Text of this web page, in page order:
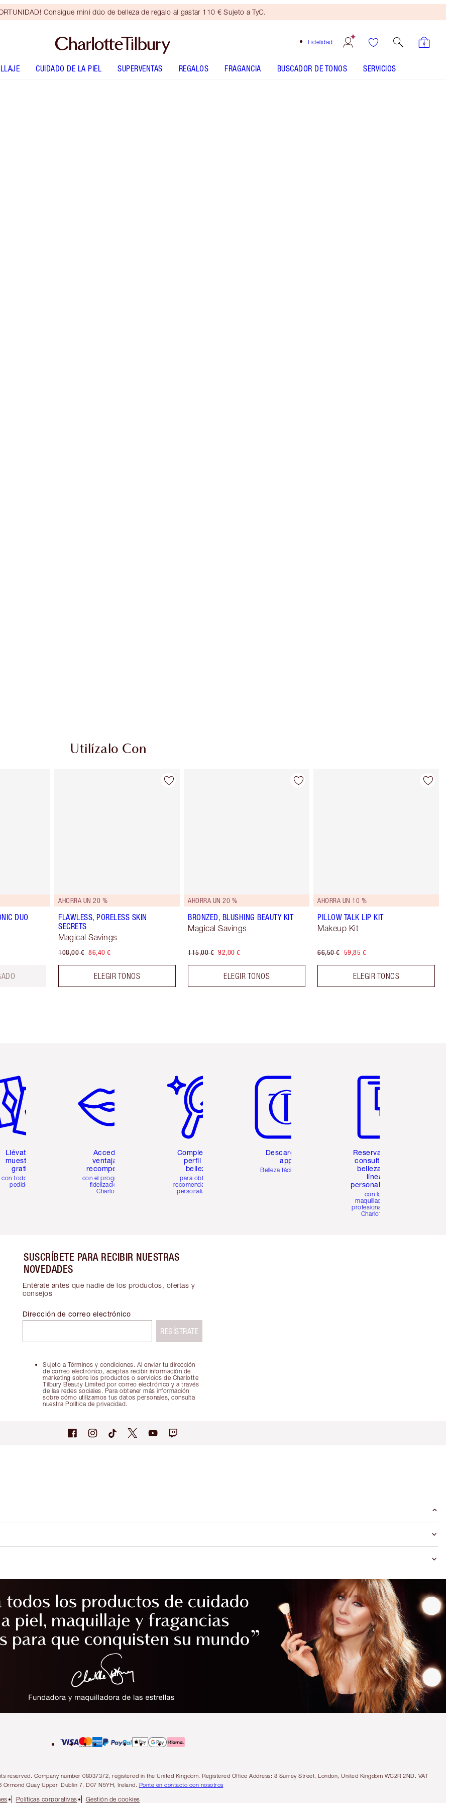
Consigue mini dúo de belleza de regalo al gastar 110 € Sujeto a TyC.
Fidelidad
CUIDADO DE LA PIEL SUPERVENTAS REGALOS FRAGANCIA BUSCADOR DE TONOS SERVICIOS
Utilízalo Con
DUO
AHORRA UN 20 %
FLAWLESS, PORELESS SKIN
SECRETS
Magical Savings
108,00 € 86,40 €
ELEGIR TONOS
AHORRA UN 20 %
BRONZED, BLUSHING BEAUTY KIT
Magical Savings
115,00 € 92,00 €
ELEGIR TONOS
AHORRA UN 10 %
PILLOW TALK LIP KIT
Makeup Kit
66,50 € 59,85 €
ELEGIR TONOS
Llévate 2
muestras
gratis
con todos los
pedidos
Accede a
ventajas y
recompensas
con el programa de
fidelización de
Charlotte
Completa tu
perfil de
belleza
para obtener
recomendaciones
personalizadas
Descarga la
app
Belleza fácil para ti
Reserva una
consulta de
belleza en
línea
personalizada
con los
maquilladores
profesionales de
Charlotte.
SUSCRÍBETE PARA RECIBIR NUESTRAS
NOVEDADES
Entérate antes que nadie de los productos, ofertas y
consejos
Sujeto a Términos y condiciones. Al enviar tu dirección
de correo electrónico, aceptas recibir información de
marketing sobre los productos o servicios de Charlotte
Tilbury Beauty Limited por correo electrónico y a través
de las redes sociales. Para obtener más información
sobre cómo utilizamos tus datos personales, consulta
nuestra Política de privacidad.
Dirección de correo electrónico
REGÍSTRATE
Company number 08037372, registered in the United Kingdom. Registered Office Address: 8 Surrey Street, London, United Kingdom WC2R 2ND. VAT
Quay Upper, Dublin 7, D07 N5YH, Ireland.
Ponte en contacto con nosotros
Políticas corporativas Gestión de cookies